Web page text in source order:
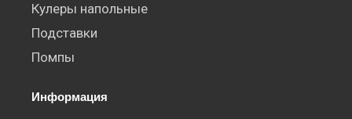
Кулеры напольные
Подставки
Помпы
Информация